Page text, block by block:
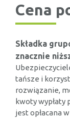
Cena
Składka
znacznie
tańsze i
rozwiązanie,
kwoty wypłaty
jest opłacana